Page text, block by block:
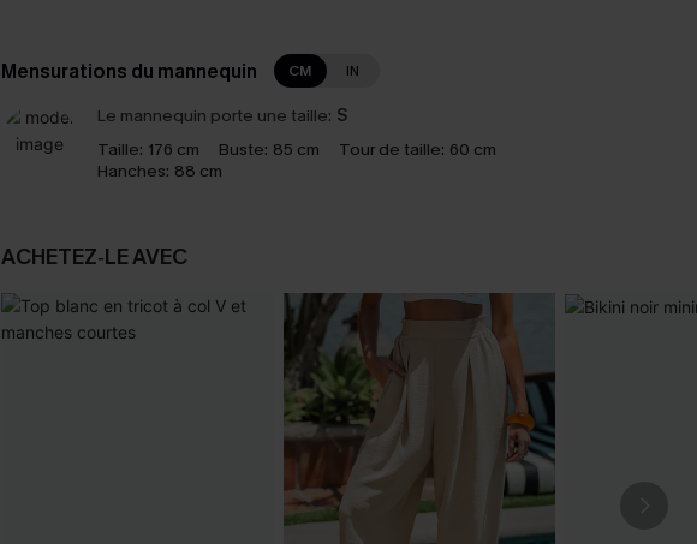
Mensurations du mannequin CM IN
Le mannequin porte une taille: S
Taille: 176 cm Buste: 85 cm Tour de taille: 60 cm
Hanches: 88 cm
ACHETEZ‑LE AVEC